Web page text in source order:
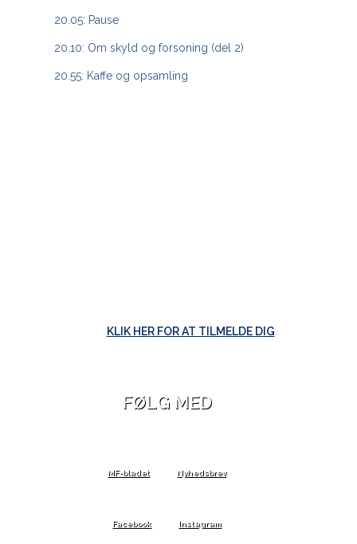
20.05: Pause
20.10: Om skyld og forsoning (del 2)
20.55: Kaffe og opsamling
KLIK HER FOR AT TILMELDE DIG
FØLG MED
MF-bladet Nyhedsbrev
Facebook Instagram